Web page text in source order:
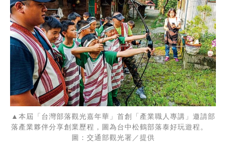
▲本屆「台灣部落觀光嘉年華」首創「產業職人專講」邀請部
落產業夥伴分享創業歷程，圖為台中松鶴部落泰好玩遊程。
圖：交通部觀光署／提供